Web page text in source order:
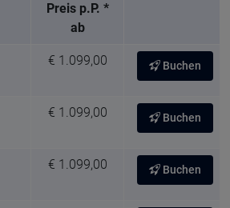
Preis p.P. *
ab
€ 1.099,00 Buchen
€ 1.099,00 Buchen
€ 1.099,00 Buchen